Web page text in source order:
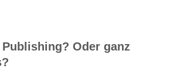
Oder ganz